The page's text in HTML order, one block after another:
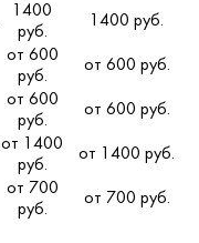
1400
руб.
1400 руб.
от 600
руб.
от 600 руб.
от 600
руб.
от 600 руб.
от 1400
руб.
от 1400 руб.
от 700
руб.
от 700 руб.